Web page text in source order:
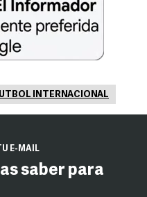
INTERNACIONAL
E-MAIL
saber para